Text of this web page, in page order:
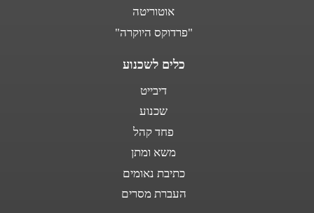
אוטוריטה
"פרדוקס היוקרה"
כלים לשכנוע
דיבייט
שכנוע
פחד קהל
משא ומתן
כתיבת נאומים
העברת מסרים